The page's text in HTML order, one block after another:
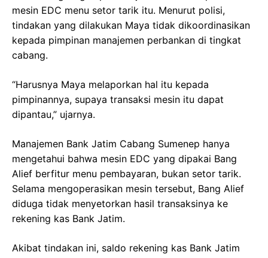
mesin EDC menu setor tarik itu. Menurut polisi,
tindakan yang dilakukan Maya tidak dikoordinasikan
kepada pimpinan manajemen perbankan di tingkat
cabang.
“Harusnya Maya melaporkan hal itu kepada
pimpinannya, supaya transaksi mesin itu dapat
dipantau,” ujarnya.
Manajemen Bank Jatim Cabang Sumenep hanya
mengetahui bahwa mesin EDC yang dipakai Bang
Alief berfitur menu pembayaran, bukan setor tarik.
Selama mengoperasikan mesin tersebut, Bang Alief
diduga tidak menyetorkan hasil transaksinya ke
rekening kas Bank Jatim.
Akibat tindakan ini, saldo rekening kas Bank Jatim